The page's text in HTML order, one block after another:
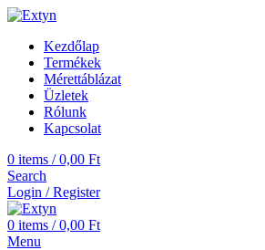
Kezdőlap
Termékek
Mérettáblázat
Üzletek
Rólunk
Kapcsolat
0 items / 0,00 Ft
Search
Login / Register
0 items / 0,00 Ft
Menu